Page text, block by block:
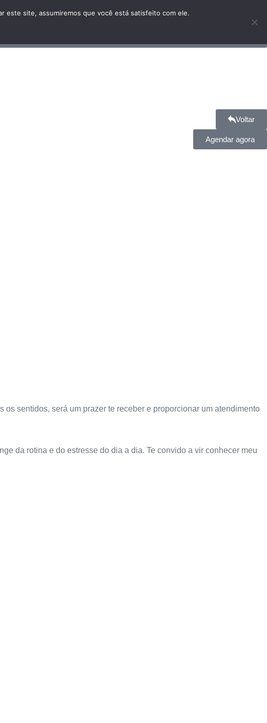
Voltar
Agendar agora
sentidos, será um prazer te receber e proporcionar um atendimento
da rotina e do estresse do dia a dia. Te convido a vir conhecer meu
este site, assumiremos que você está satisfeito com ele.